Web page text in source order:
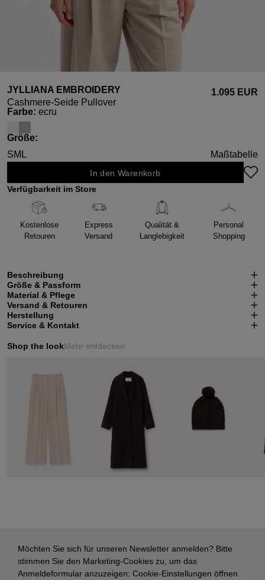
JYLLIANA EMBROIDERY
Cashmere-Seide Pullover
1.095 EUR
Farbeauswählen
: ecru
Größeauswählen
:
SM L Maßtabelle
In den Warenkorb
Verfügbarkeit im Store
Kostenlose
Retouren
Express
Versand
Qualität &
Langlebigkeit
Personal
Shopping
Beschreibung
Größe & Passform
Material & Pflege
Versand & Retouren
Herstellung
Service & Kontakt
Shop the lookMehr entdecken
Möchten Sie sich für unseren Newsletter anmelden? Bitte
stimmen Sie den Marketing-Cookies zu, um das
Anmeldeformular anzuzeigen: Cookie-Einstellungen öffnen